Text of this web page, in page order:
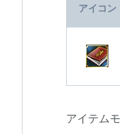
アイコン
アイテム